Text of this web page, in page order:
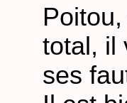
total, il
ses